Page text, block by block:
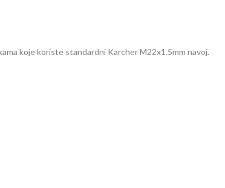
koje koriste standardni Karcher M22x1.5mm navoj.